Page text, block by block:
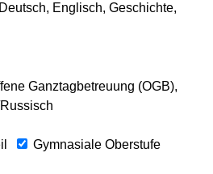
Englisch, Geschichte,
Ganztagbetreuung (OGB),
Gymnasiale Oberstufe